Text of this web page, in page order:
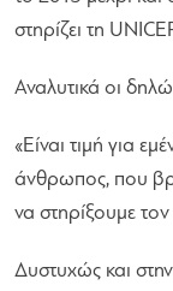
στηρίζει τη
Αναλυτικά οι
«Είναι τιμή για
άνθρωπος, που
να στηρίξουμε
Δυστυχώς και στην